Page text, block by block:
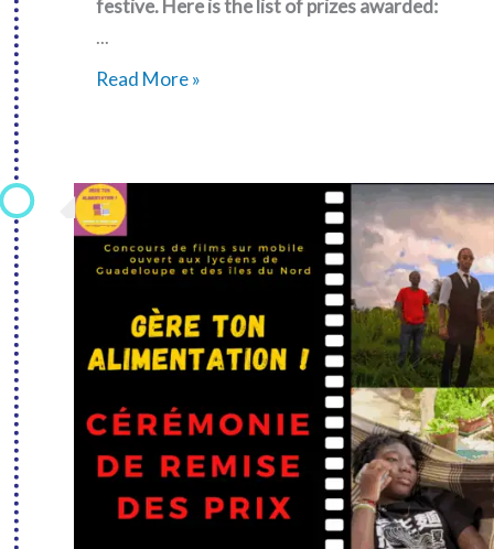
festive. Here is the list of prizes awarded:
...
Gère
ceremony
Read More »